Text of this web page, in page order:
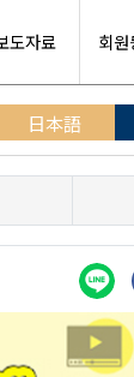
도자료 회
日本語